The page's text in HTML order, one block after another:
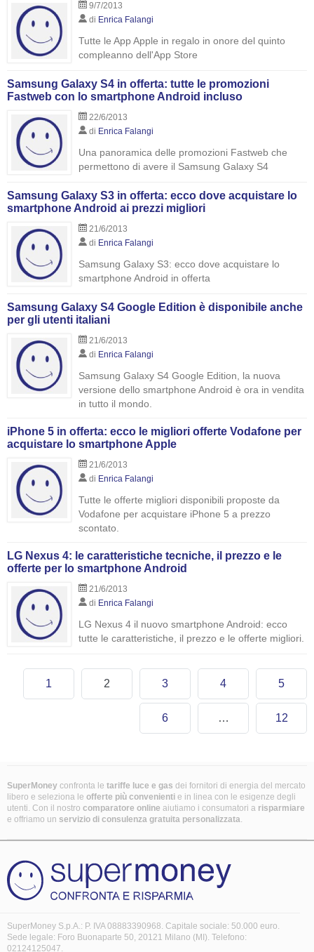
9/7/2013
di Enrica Falangi
Tutte le App Apple in regalo in onore del quinto
compleanno dell'App Store
Samsung Galaxy S4 in offerta: tutte le promozioni
Fastweb con lo smartphone Android incluso
22/6/2013
di Enrica Falangi
Una panoramica delle promozioni Fastweb che
permettono di avere il Samsung Galaxy S4
Samsung Galaxy S3 in offerta: ecco dove acquistare lo
smartphone Android ai prezzi migliori
21/6/2013
di Enrica Falangi
Samsung Galaxy S3: ecco dove acquistare lo
smartphone Android in offerta
Samsung Galaxy S4 Google Edition è disponibile anche
per gli utenti italiani
21/6/2013
di Enrica Falangi
Samsung Galaxy S4 Google Edition, la nuova
versione dello smartphone Android è ora in vendita
in tutto il mondo.
iPhone 5 in offerta: ecco le migliori offerte Vodafone per
acquistare lo smartphone Apple
21/6/2013
di Enrica Falangi
Tutte le offerte migliori disponibili proposte da
Vodafone per acquistare iPhone 5 a prezzo
scontato.
LG Nexus 4: le caratteristiche tecniche, il prezzo e le
offerte per lo smartphone Android
21/6/2013
di Enrica Falangi
LG Nexus 4 il nuovo smartphone Android: ecco
tutte le caratteristiche, il prezzo e le offerte migliori.
1 2 3 4 5
6 … 12
SuperMoney confronta le tariffe luce e gas dei fornitori di energia del mercato
libero e seleziona le offerte più convenienti e in linea con le esigenze degli
utenti. Con il nostro comparatore online aiutiamo i consumatori a risparmiare
e offriamo un servizio di consulenza gratuita personalizzata.
SuperMoney S.p.A.: P. IVA 08883390968. Capitale sociale: 50.000 euro.
Sede legale: Foro Buonaparte 50, 20121 Milano (MI). Telefono:
02124125047.